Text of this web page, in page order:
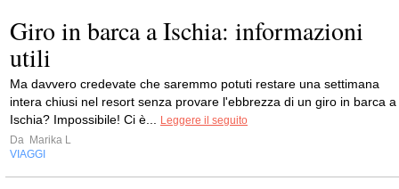
Giro in barca a Ischia: informazioni
utili
Ma davvero credevate che saremmo potuti restare una settimana
intera chiusi nel resort senza provare l'ebbrezza di un giro in barca a
Ischia? Impossibile! Ci è...
Leggere il seguito
Da Marika L
VIAGGI